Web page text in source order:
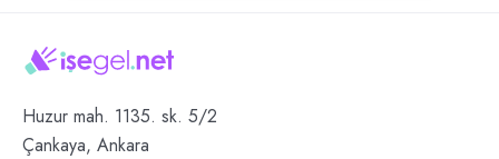
Huzur mah. 1135. sk. 5/2
Çankaya, Ankara